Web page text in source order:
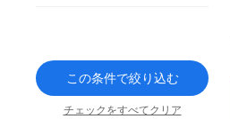
この条件で絞り込む
チェックをすべてクリア